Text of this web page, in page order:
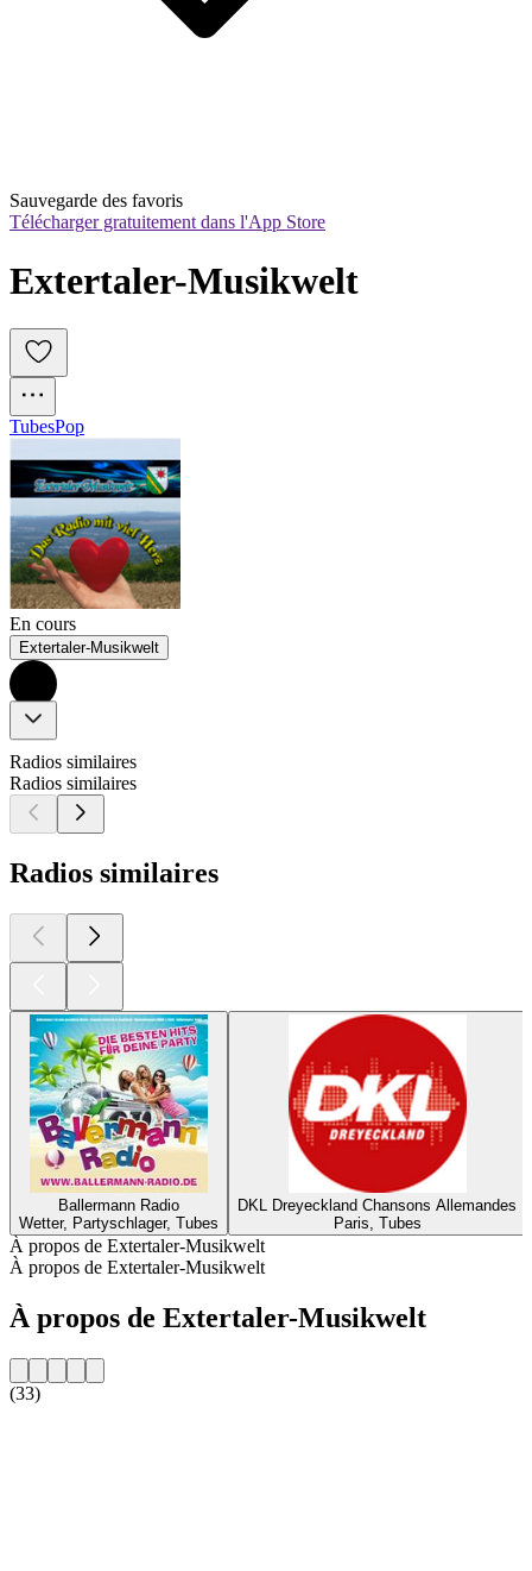
Sauvegarde des favoris
Télécharger gratuitement dans l'App Store
Extertaler-Musikwelt
TubesPop
En cours
Extertaler-Musikwelt
Radios similaires
Radios similaires
Radios similaires
Ballermann Radio
Wetter, Partyschlager, Tubes
DKL Dreyeckland Chansons Allemandes
Paris, Tubes
À propos de Extertaler-Musikwelt
À propos de Extertaler-Musikwelt
À propos de Extertaler-Musikwelt
(33)